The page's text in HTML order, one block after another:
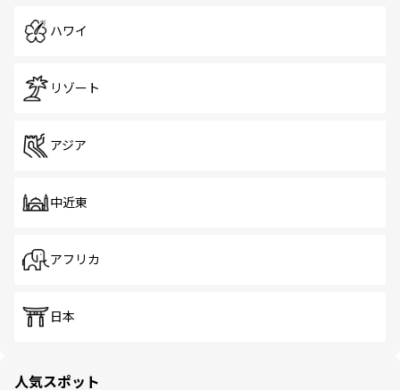
ハワイ
リゾート
アジア
中近東
アフリカ
日本
人気スポット